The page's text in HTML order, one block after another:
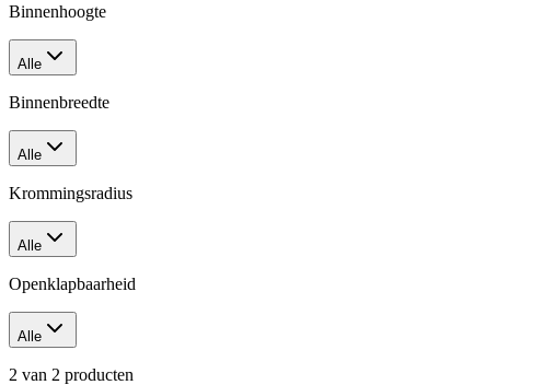
Binnenhoogte
Alle
Binnenbreedte
Alle
Krommingsradius
Alle
Openklapbaarheid
Alle
2 van 2 producten